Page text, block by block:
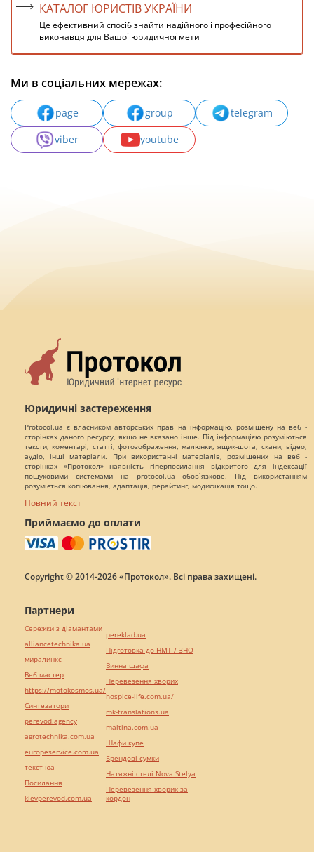
КАТАЛОГ ЮРИСТІВ УКРАЇНИ
Це ефективний спосіб знайти надійного і професійного
виконавця для Вашої юридичної мети
Ми в соціальних мережах:
page group
telegram
viber
youtube
Юридичні застереження
Protocol.ua є власником авторських прав на інформацію, розміщену на веб -
сторінках даного ресурсу, якщо не вказано інше. Під інформацією розуміються
тексти, коментарі, статті, фотозображення, малюнки, ящик-шота, скани, відео,
аудіо, інші матеріали. При використанні матеріалів, розміщених на веб -
сторінках «Протокол» наявність гіперпосилання відкритого для індексації
пошуковими системами на protocol.ua обов`язкове. Під використанням
розуміється копіювання, адаптація, рерайтинг, модифікація тощо.
Повний текст
Приймаємо до оплати
Copyright © 2014-2026 «Протокол». Всі права захищені.
Партнери
Сережки з діамантами
alliancetechnika.ua
миралинкс
Веб мастер
https://motokosmos.ua/
Синтезатори
perevod.agency
agrotechnika.com.ua
europeservice.com.ua
текст юа
Посилання
kievperevod.com.ua
pereklad.ua
Підготовка до НМТ / ЗНО
Винна шафа
Перевезення хворих
hospice-life.com.ua/
mk-translations.ua
maltina.com.ua
Шафи купе
Брендові сумки
Натяжні стелі Nova Stelya
Перевезення хворих за
кордон